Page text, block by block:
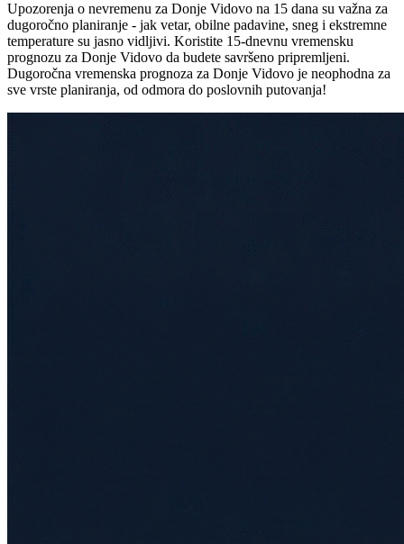
Upozorenja o nevremenu za Donje Vidovo na 15 dana su važna za
dugoročno planiranje - jak vetar, obilne padavine, sneg i ekstremne
temperature su jasno vidljivi. Koristite 15-dnevnu vremensku
prognozu za Donje Vidovo da budete savršeno pripremljeni.
Dugoročna vremenska prognoza za Donje Vidovo je neophodna za
sve vrste planiranja, od odmora do poslovnih putovanja!